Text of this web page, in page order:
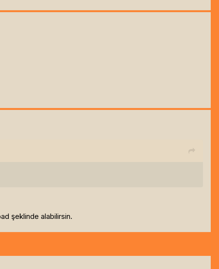
şeklinde alabilirsin.